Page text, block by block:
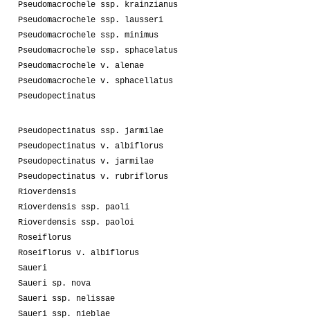
Pseudomacrochele ssp. krainzianus
Pseudomacrochele ssp. lausseri
Pseudomacrochele ssp. minimus
Pseudomacrochele ssp. sphacelatus
Pseudomacrochele v. alenae
Pseudomacrochele v. sphacellatus
Pseudopectinatus
Pseudopectinatus ssp. jarmilae
Pseudopectinatus v. albiflorus
Pseudopectinatus v. jarmilae
Pseudopectinatus v. rubriflorus
Rioverdensis
Rioverdensis ssp. paoli
Rioverdensis ssp. paoloi
Roseiflorus
Roseiflorus v. albiflorus
Saueri
Saueri sp. nova
Saueri ssp. nelissae
Saueri ssp. nieblae